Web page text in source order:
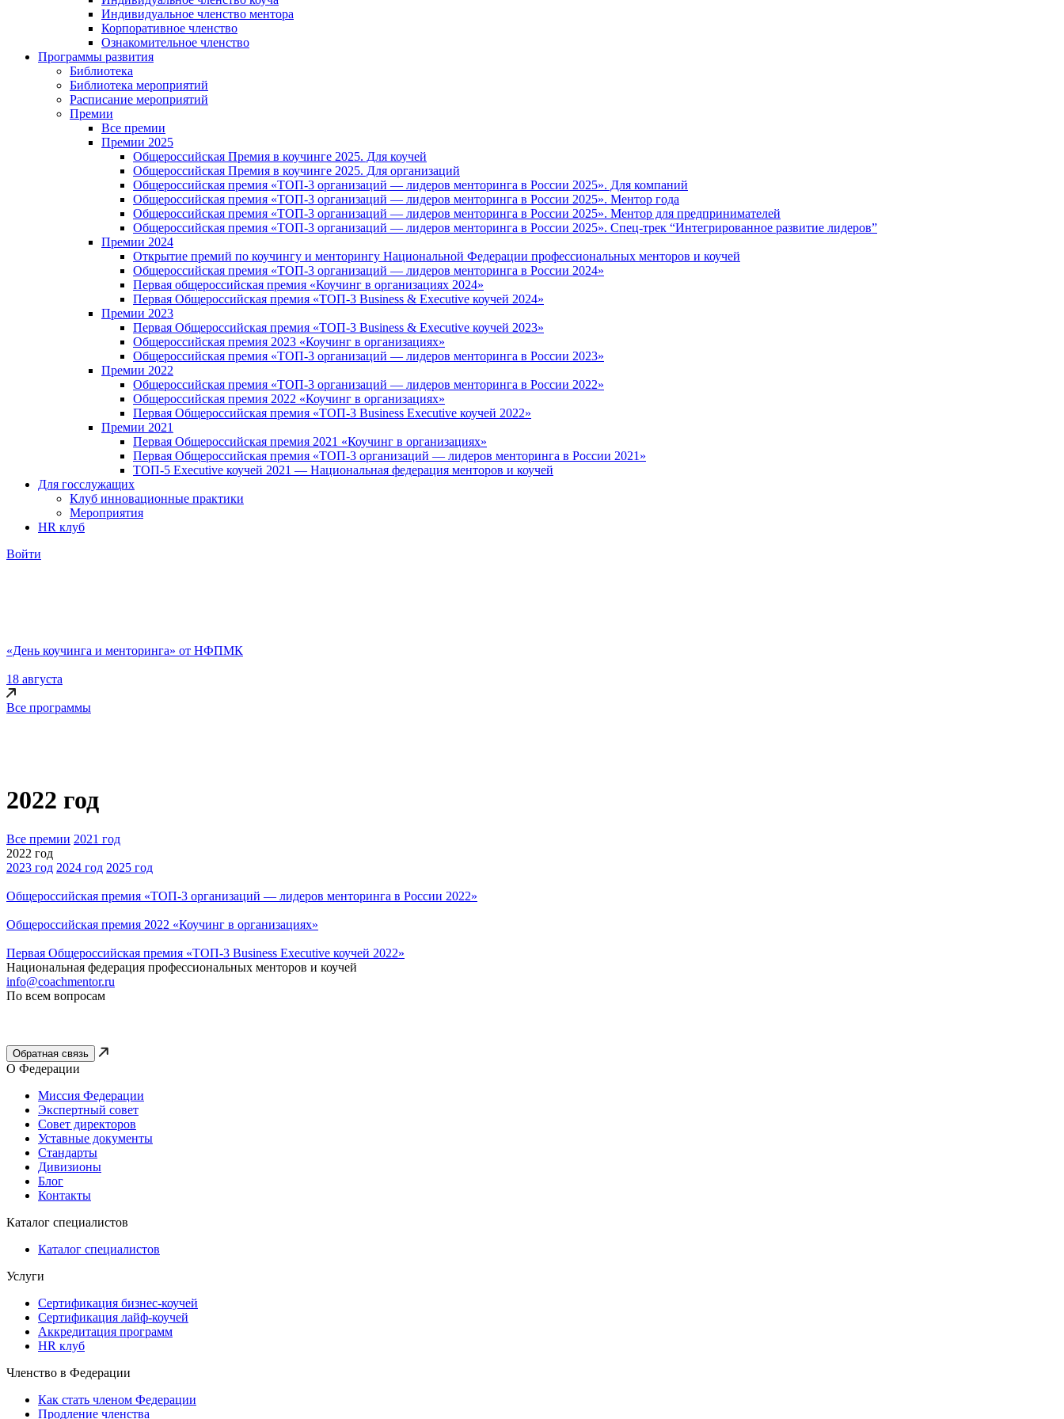
Индивидуальное членство ментора
Корпоративное членство
Ознакомительное членство
Программы развития
Библиотека
Библиотека мероприятий
Расписание мероприятий
Премии
Все премии
Премии 2025
Общероссийская Премия в коучинге 2025. Для коучей
Общероссийская Премия в коучинге 2025. Для организаций
Общероссийская премия «ТОП-3 организаций — лидеров менторинга в России 2025». Для компаний
Общероссийская премия «ТОП-3 организаций — лидеров менторинга в России 2025». Ментор года
Общероссийская премия «ТОП-3 организаций — лидеров менторинга в России 2025». Ментор для предпринимателей
Общероссийская премия «ТОП-3 организаций — лидеров менторинга в России 2025». Спец-трек “Интегрированное развитие лидеров”
Премии 2024
Открытие премий по коучингу и менторингу Национальной Федерации профессиональных менторов и коучей
Общероссийская премия «ТОП-3 организаций — лидеров менторинга в России 2024»
Первая общероссийская премия «Коучинг в организациях 2024»
Первая Общероссийская премия «ТОП-3 Business & Executive коучей 2024»
Премии 2023
Первая Общероссийская премия «ТОП-3 Business & Executive коучей 2023»
Общероссийская премия 2023 «Коучинг в организациях»
Общероссийская премия «ТОП-3 организаций — лидеров менторинга в России 2023»
Премии 2022
Общероссийская премия «ТОП-3 организаций — лидеров менторинга в России 2022»
Общероссийская премия 2022 «Коучинг в организациях»
Первая Общероссийская премия «ТОП-3 Business Executive коучей 2022»
Премии 2021
Первая Общероссийская премия 2021 «Коучинг в организациях»
Первая Общероссийская премия «ТОП-3 организаций — лидеров менторинга в России 2021»
ТОП-5 Executive коучей 2021 — Национальная федерация менторов и коучей
Для госслужащих
Клуб инновационные практики
Мероприятия
HR клуб
Войти
«День коучинга и менторинга» от НФПМК
18 августа
Все программы
2022 год
Все премии 2021 год
2022 год
2023 год 2024 год 2025 год
Общероссийская премия «ТОП-3 организаций — лидеров менторинга в России 2022»
Общероссийская премия 2022 «Коучинг в организациях»
Первая Общероссийская премия «ТОП-3 Business Executive коучей 2022»
Национальная федерация профессиональных менторов и коучей
info@coachmentor.ru
По всем вопросам
Обратная связь
О Федерации
Миссия Федерации
Экспертный совет
Совет директоров
Уставные документы
Стандарты
Дивизионы
Блог
Контакты
Каталог специалистов
Каталог специалистов
Услуги
Сертификация бизнес-коучей
Сертификация лайф-коучей
Аккредитация программ
HR клуб
Членство в Федерации
Как стать членом Федерации
Продление членства